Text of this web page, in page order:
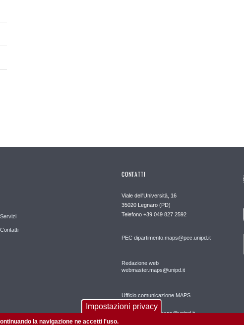
Servizi
Contatti
CONTATTI
Viale dell'Università, 16
35020 Legnaro (PD)
Telefono +39 049 827 2592
PEC dipartimento.maps@pec.unipd.it
Redazione web
webmaster.maps@unipd.it
Ufficio comunicazione MAPS
comunicazione.maps@unipd.it
Impostazioni privacy
la navigazione ne accetti l'uso.